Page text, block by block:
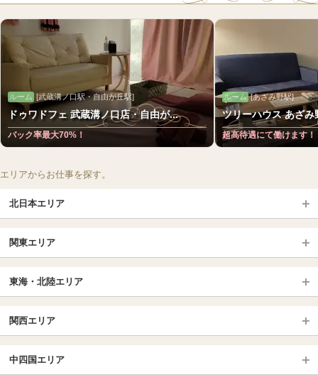
ルーム [武蔵溝ノ口駅・自由が丘駅]
ドゥワドフェ 武蔵溝ノ口店・自由が...
バック率最大70%！
ルーム [あざみ野駅]
ツリーハウス あざみ
超高待遇にて働けます
エリアからお仕事を探す。
北日本エリア
北海道（札幌・旭川・函館）
青森
岩手 (盛岡・北上)
福島 (いわき・郡山)
山形
長野・松本・上田
群馬（伊勢崎・高崎・前橋）
関東エリア
大宮・浦和・川口
越谷・春日部
千葉TOP
松戸・柏
東海・北陸エリア
愛知（名古屋）
岐阜県
関西エリア
中四国エリア